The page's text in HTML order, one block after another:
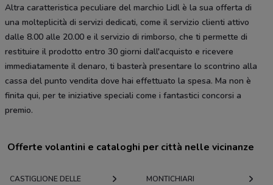
Altra caratteristica peculiare del marchio Lidl è la sua offerta di
una molteplicità di servizi dedicati, come il servizio clienti attivo
dalle 8.00 alle 20.00 e il servizio di rimborso, che ti permette di
restituire il prodotto entro 30 giorni dall'acquisto e ricevere
immediatamente il denaro, ti basterà presentare lo scontrino alla
cassa del punto vendita dove hai effettuato la spesa. Ma non è
finita qui, per te iniziative speciali come i fantastici concorsi a
premio.
Offerte volantini e cataloghi per città nelle vicinanze
CASTIGLIONE DELLE
MONTICHIARI